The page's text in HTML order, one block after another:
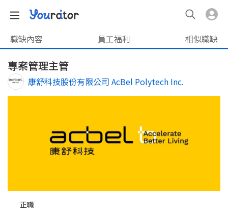
職缺內容 員工福利 相似職缺
專案管理主管
康舒科技股份有限公司 AcBel Polytech Inc.
正職